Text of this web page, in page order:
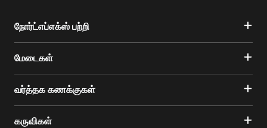
நோர்ட்எப்எக்ஸ் பற்றி
மேடைகள்
வர்த்தக கணக்குகள்
கருவிகள்